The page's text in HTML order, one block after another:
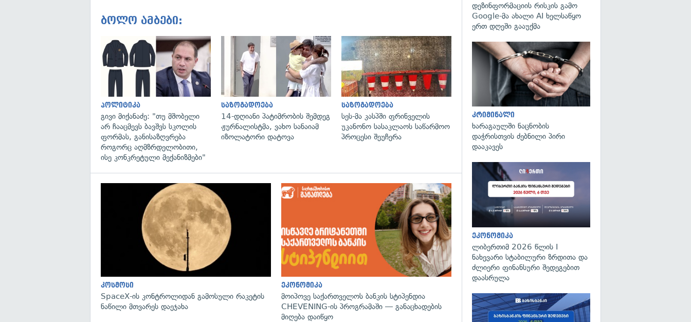
ბოლო ამბები:
გადახედვა
პოლიტიკა
გივი მიქანაძე: "თუ მშობელი
არ ჩააცმევს ბავშვს სკოლის
ფორმას, განისაზღვრება
როგორც აღმზრდელობითი,
ისე კონკრეტული მექანიზმები"
გადახედვა
საზოგადოება
14-დღიანი პატიმრობის შემდეგ
ჟურნალისტმა, ვახო სანაიამ
იზოლატორი დატოვა
გადახედვა
საზოგადოება
სეს-მა კასპში ფრინველის
უკანონო სასაკლაოს საწარმოო
პროცესი შეუჩერა
გადახედვა
კოსმოსი
SpaceX-ის კონტროლიდან გამოსული რაკეტის
ნაწილი მთვარეს დაეჯახა
ეკონომიკა
მოიპოვე საქართველოს ბანკის სტიპენდია
CHEVENING-ის პროგრამაში — განაცხადების
მიღება დაიწყო
დეზინფორმაციის რისკის გამო
Google-მა ახალი AI ხელსაწყო
ერთ დღეში გააუქმა
კრიმინალი
ხარაგაულში ნაცნობის
დაჭრისთვის ძებნილი პირი
დააკავეს
ეკონომიკა
ლიბერთიმ 2026 წლის I
ნახევარი სტაბილური ზრდითა და
ძლიერი ფინანსური შედეგებით
დაასრულა